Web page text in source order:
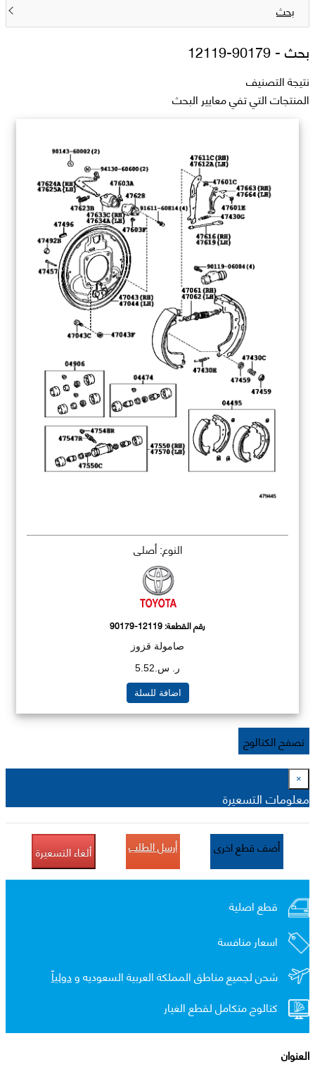
بحث
بحث -90179-12119
نتيجة التصنيف
المنتجات التي تفي معايير البحث
النوع: أصلي
رقم القطعة:90179-12119
صامولة قزوز
ر. س.5.52
اضافة للسلة
تصفح الكتالوج
×
معلومات التسعيرة
أضف قطع اخرى أرسل الطلب ألغاء التسعيرة
قطع اصلية
اسعار منافسة
شحن لجميع مناطق المملكة العربية السعوديه ودولياً
كتالوج متكامل لقطع الغيار
العنوان